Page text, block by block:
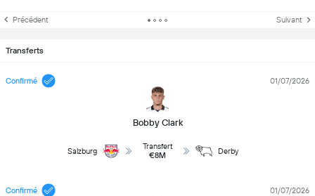
Précédent Suivant
Transferts
Confirmé
Bobby Clark
01/07/2026
Salzburg
Transfert
€8M
Derby
Confirmé 01/07/2026